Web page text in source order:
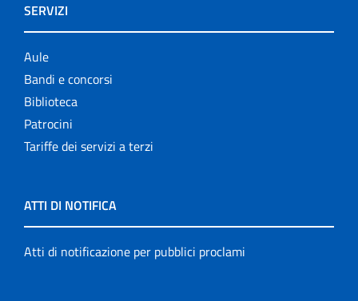
SERVIZI
Aule
Bandi e concorsi
Biblioteca
Patrocini
Tariffe dei servizi a terzi
ATTI DI NOTIFICA
Atti di notificazione per pubblici proclami